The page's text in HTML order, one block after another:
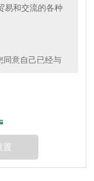
易和交流的各种
同意自己已经与
行全权决定更
“本协议”)。本
行业协会所提
和交流的各种